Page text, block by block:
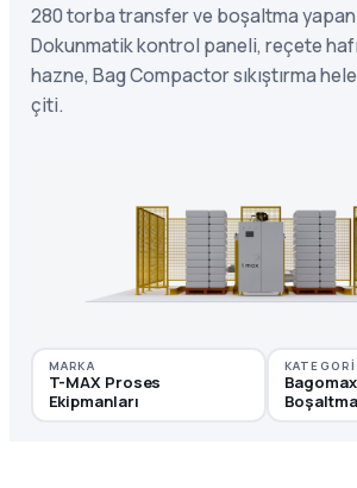
280 torba transfer ve boşaltma
Dokunmatik kontrol paneli, reçete
hazne, Bag Compactor sıkıştırma
çiti.
MARKA
T-MAX Proses
Ekipmanları
KATEGORI
Boşaltma